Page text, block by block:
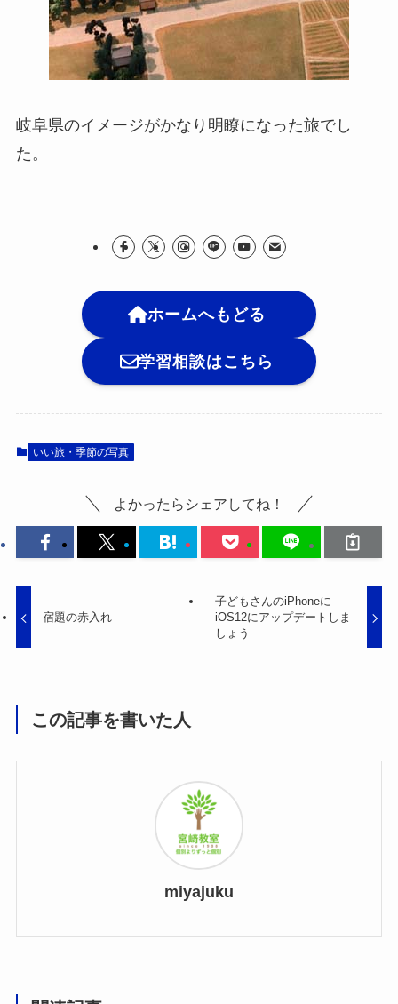
岐阜県のイメージがかなり明瞭になった旅でし
た。
ホームへもどる
学習相談はこちら
いい旅・季節の写真
よかったらシェアしてね！
宿題の赤入れ
子どもさんのiPhoneに
iOS12にアップデートしま
しょう
この記事を書いた人
miyajuku